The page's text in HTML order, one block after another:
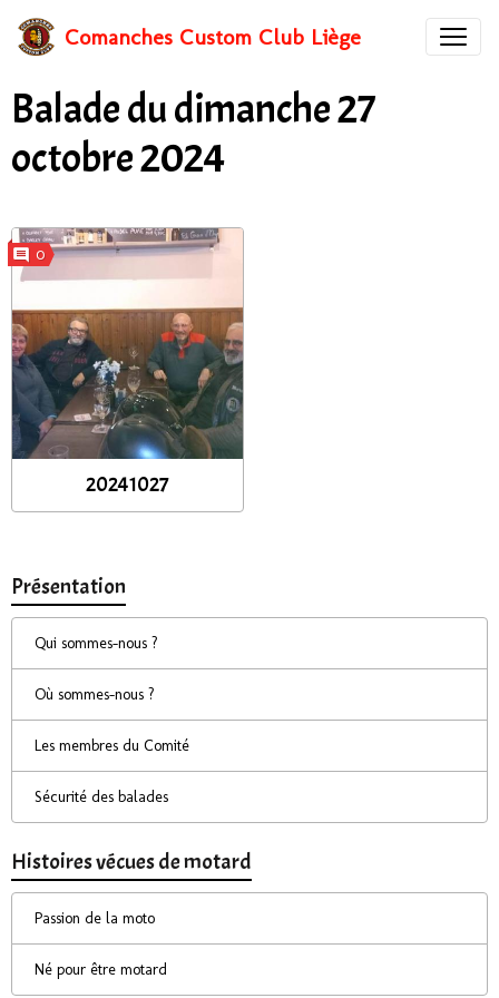
Comanches Custom Club Liège
Balade du dimanche 27
octobre 2024
0
20241027
Présentation
Qui sommes-nous ?
Où sommes-nous ?
Les membres du Comité
Sécurité des balades
Histoires vécues de motard
Passion de la moto
Né pour être motard